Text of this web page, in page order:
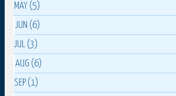
MAY (5)
JUN (6)
JUL (3)
AUG (6)
SEP (1)